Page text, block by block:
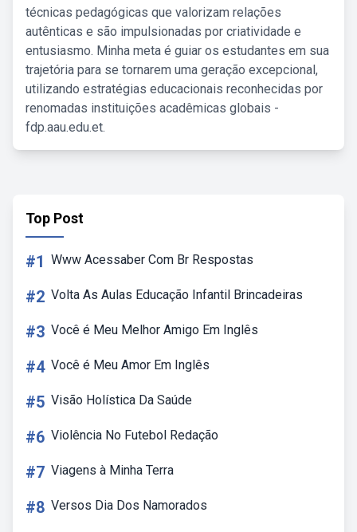
técnicas pedagógicas que valorizam relações
autênticas e são impulsionadas por criatividade e
entusiasmo. Minha meta é guiar os estudantes em sua
trajetória para se tornarem uma geração excepcional,
utilizando estratégias educacionais reconhecidas por
renomadas instituições acadêmicas globais -
fdp.aau.edu.et.
Top Post
#1 Www Acessaber Com Br Respostas
#2 Volta As Aulas Educação Infantil Brincadeiras
#3 Você é Meu Melhor Amigo Em Inglês
#4 Você é Meu Amor Em Inglês
#5 Visão Holística Da Saúde
#6 Violência No Futebol Redação
#7 Viagens à Minha Terra
#8 Versos Dia Dos Namorados